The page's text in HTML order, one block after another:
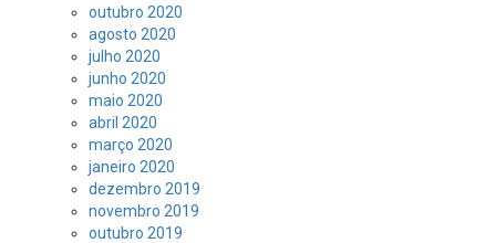
outubro 2020
agosto 2020
julho 2020
junho 2020
maio 2020
abril 2020
março 2020
janeiro 2020
dezembro 2019
novembro 2019
outubro 2019